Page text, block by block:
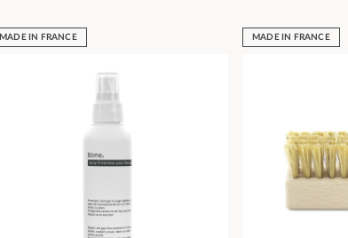
MADE IN FRANCE MADE IN FRANCE